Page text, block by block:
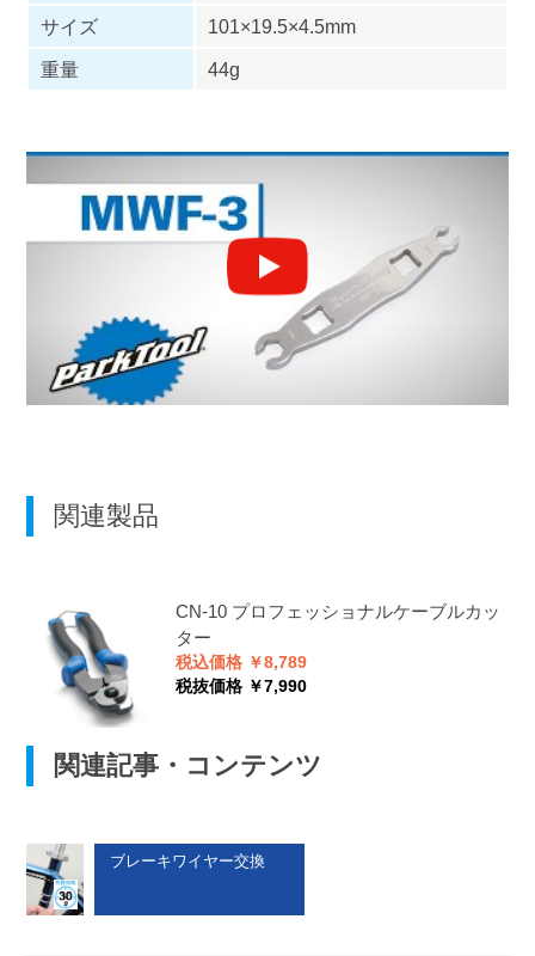
サイズ
101×19.5×4.5mm
重量
44g
関連製品
CN-10 プロフェッショナルケーブルカッ
ター
税込価格 ￥8,789
税抜価格 ￥7,990
関連記事・コンテンツ
ブレーキワイヤー交換